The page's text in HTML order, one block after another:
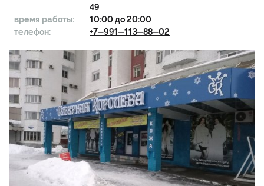
49
время работы:
10:00 до 20:00
телефон:
+7‒991‒113‒88‒02